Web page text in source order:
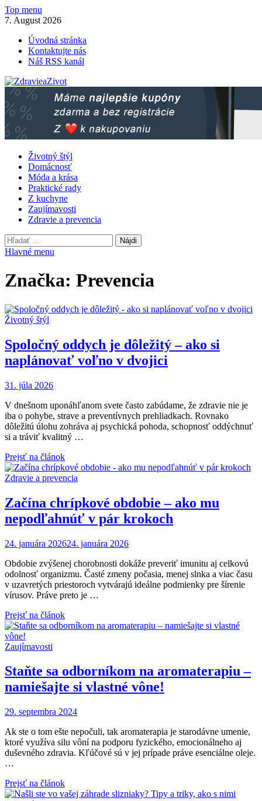
Skip
to
Top menu
7. August 2026
Úvodná stránka
Kontaktujte nás
Náš RSS kanál
ZdravieaZivot.sk
Lifestyle magazín pre zdravší život
Životný štýl
Domácnosť
Móda a krása
Praktické rady
Z kuchyne
Zaujímavosti
Zdravie a prevencia
Hľadať:
Hlavné menu
Značka: Prevencia
Životný štýl
Spoločný oddych je dôležitý – ako si
naplánovať voľno v dvojici
31. júla 2026
V dnešnom uponáhľanom svete často zabúdame, že zdravie nie je
iba o pohybe, strave a preventívnych prehliadkach. Rovnako
dôležitú úlohu zohráva aj psychická pohoda, schopnosť oddýchnuť
si a tráviť kvalitný …
Prejsť na článok
Zdravie a prevencia
Začína chrípkové obdobie – ako mu
nepodľahnúť v pár krokoch
24. januára 202624. januára 2026
Obdobie zvýšenej chorobnosti dokáže preveriť imunitu aj celkovú
odolnosť organizmu. Časté zmeny počasia, menej slnka a viac času
v uzavretých priestoroch vytvárajú ideálne podmienky pre šírenie
vírusov. Práve preto je …
Prejsť na článok
Zaujímavosti
Staňte sa odborníkom na aromaterapiu –
namiešajte si vlastné vône!
29. septembra 2024
Ak ste o tom ešte nepočuli, tak aromaterapia je starodávne umenie,
ktoré využíva silu vôní na podporu fyzického, emocionálneho aj
duševného zdravia. Kľúčové sú v jej prípade práve esenciálne oleje.
…
Prejsť na článok